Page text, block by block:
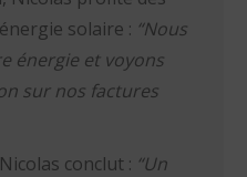
solaire : “Nous
énergie et voyons
sur nos factures
conclut : “Un